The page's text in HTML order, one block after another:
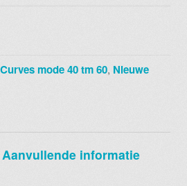
Curves mode 40 tm 60, Nieuwe
Aanvullende informatie